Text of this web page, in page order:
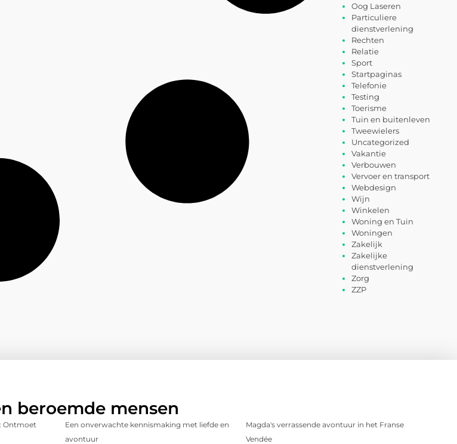
Oog Laseren
Particuliere
dienstverlening
Rechten
Relatie
Sport
Startpaginas
Telefonie
Testing
Toerisme
Tuin en buitenleven
Tweewielers
Uncategorized
Vakantie
Verbouwen
Vervoer en transport
Webdesign
Wijn
Winkelen
Woning en Tuin
Woningen
Zakelijk
Zakelijke
dienstverlening
Zorg
ZZP
beroemde mensen
Ontmoet
Een onverwachte kennismaking met liefde en
avontuur
Magda's verrassende avontuur in het Franse
Vendée